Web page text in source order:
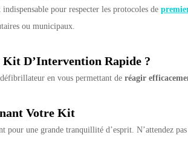
indispensable pour respecter les protocoles de
ou municipaux.
D’Intervention Rapide ?
en vous permettant deréagir
Votre Kit
pour une grande tranquillité d’esprit. N’attendez